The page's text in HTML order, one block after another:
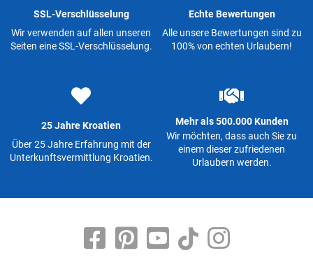
SSL-Verschlüsselung
Wir verwenden auf allen unseren
Seiten eine SSL-Verschlüsselung.
Echte Bewertungen
Alle unsere Bewertungen sind zu
100% von echten Urlaubern!
25 Jahre Kroatien
Über 25 Jahre Erfahrung mit der
Unterkunftsvermittlung Kroatien.
Mehr als 500.000 Kunden
Wir möchten, dass auch Sie zu
einem dieser zufriedenen
Urlaubern werden.